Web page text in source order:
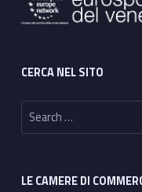
t
e
e
CERCA NEL SITO
Search for:
LE CAMERE DI